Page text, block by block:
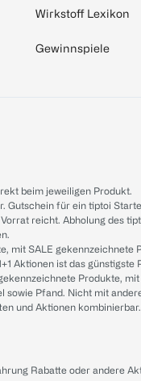
Wirkstoff Lexikon
Gewinnspiele
beim jeweiligen Produkt.
Gutschein für ein tiptoi
reicht. Abholung
mit SALE
Aktionen ist das günstigste
sowie Pfand. Nicht mit
und Aktionen
Rabatte oder andere